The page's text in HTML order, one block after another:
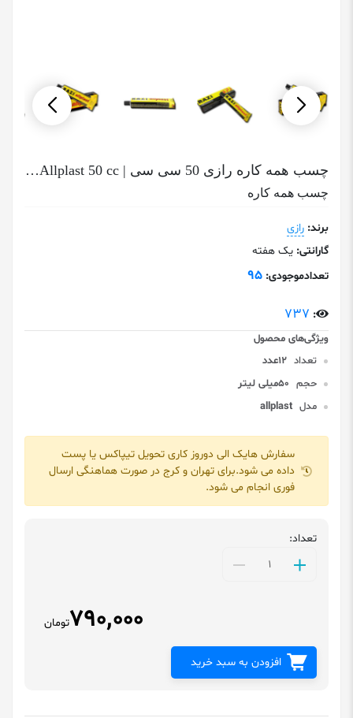
چسب همه کاره رازی 50 سی سی | Razi Allplast 50 cc
چسب همه کاره
برند: رازی
گارانتی: یک هفته
تعدادموجودی: 95
:
737
تعداد 12عدد
حجم 50میلی لیتر
مدل allplast
سفارش هایک الی دوروز کاری تحویل تیپاکس یا پست
داده می شود.برای تهران و کرج در صورت هماهنگی ارسال
فوری انجام می شود.
تعداد:
790,000تومان
افزودن به سبد خرید